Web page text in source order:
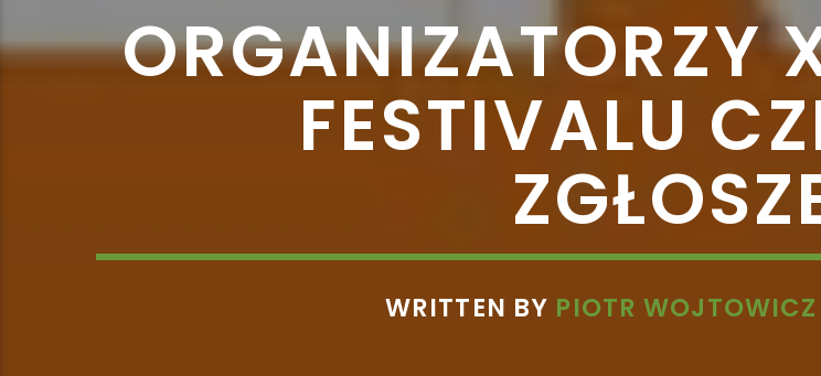
ORGANIZATORZY
FESTIVALU
WRITTEN BY PIOTR WOJTOWICZ